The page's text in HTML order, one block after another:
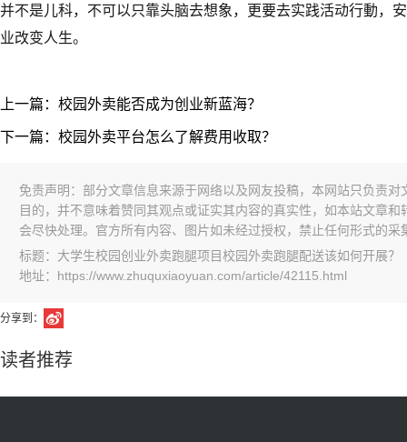
并不是儿科，不可以只靠头脑去想象，更要去实践活动行動，
业改变人生。
上一篇：校园外卖能否成为创业新蓝海？
下一篇：校园外卖平台怎么了解费用收取？
免责声明：部分文章信息来源于网络以及网友投稿，本网站只负责
目的，并不意味着赞同其观点或证实其内容的真实性，如本站文章
会尽快处理。官方所有内容、图片如未经过授权，禁止任何形式的采
标题：大学生校园创业外卖跑腿项目校园外卖跑腿配送该如何开展？
地址：https://www.zhuquxiaoyuan.com/article/42115.html
分享到：
读者推荐